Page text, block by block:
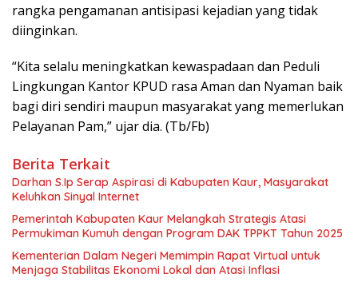
rangka pengamanan antisipasi kejadian yang tidak
diinginkan.
“Kita selalu meningkatkan kewaspadaan dan Peduli
Lingkungan Kantor KPUD rasa Aman dan Nyaman baik
bagi diri sendiri maupun masyarakat yang memerlukan
Pelayanan Pam,” ujar dia. (Tb/Fb)
Berita Terkait
Darhan S.Ip Serap Aspirasi di Kabupaten Kaur, Masyarakat
Keluhkan Sinyal Internet
Pemerintah Kabupaten Kaur Melangkah Strategis Atasi
Permukiman Kumuh dengan Program DAK TPPKT Tahun 2025
Kementerian Dalam Negeri Memimpin Rapat Virtual untuk
Menjaga Stabilitas Ekonomi Lokal dan Atasi Inflasi